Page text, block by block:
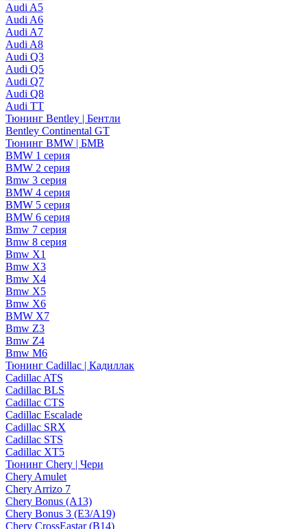
Audi A5
Audi A6
Audi A7
Audi A8
Audi Q3
Audi Q5
Audi Q7
Audi Q8
Audi TT
Тюнинг Bentley | Бентли
Bentley Continental GT
Тюнинг BMW | БМВ
BMW 1 серия
BMW 2 серия
Bmw 3 серия
BMW 4 серия
BMW 5 серия
BMW 6 серия
Bmw 7 серия
Bmw 8 серия
Bmw X1
Bmw X3
Bmw X4
Bmw X5
Bmw X6
BMW X7
Bmw Z3
Bmw Z4
Bmw М6
Тюнинг Cadillac | Кадиллак
Cadillac ATS
Cadillac BLS
Cadillac CTS
Cadillac Escalade
Cadillac SRX
Cadillac STS
Cadillac XT5
Тюнинг Chery | Чери
Chery Amulet
Chery Arrizo 7
Chery Bonus (A13)
Chery Bonus 3 (E3/A19)
Chery CrossEastar (B14)